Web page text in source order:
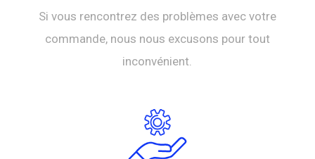
Si vous rencontrez des problèmes avec votre
commande, nous nous excusons pour tout
inconvénient.